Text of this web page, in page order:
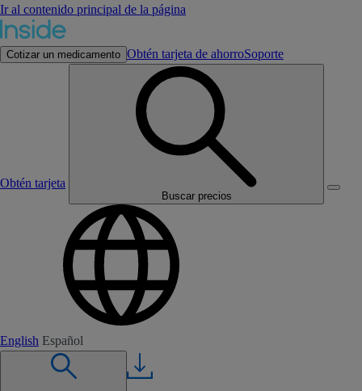
Ir al contenido principal de la página
Cotizar un medicamento Obtén tarjeta de ahorroSoporte
Obtén tarjeta
Buscar precios
English Español